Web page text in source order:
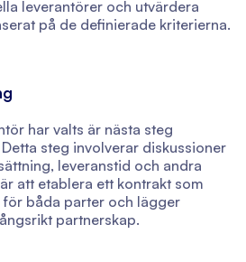
leverantörer och utvärdera
på de definierade kriterierna.
har valts är nästa steg
steg involverar diskussioner
leveranstid och andra
att etablera ett kontrakt som
för båda parter och lägger
partnerskap.